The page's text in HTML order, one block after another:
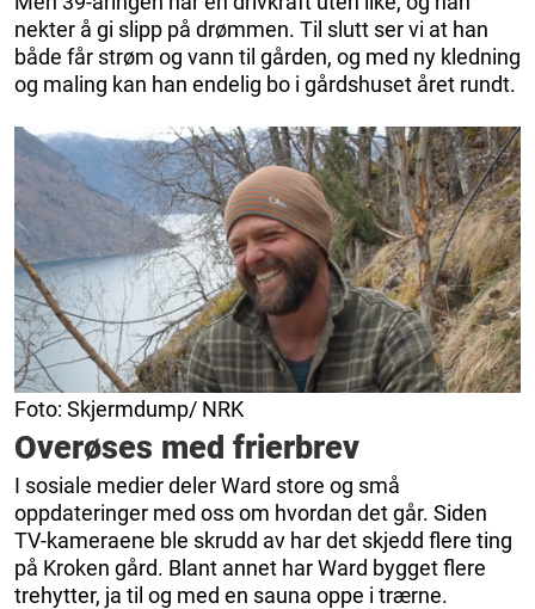
nekter å gi slipp på drømmen. Til slutt ser vi at han
både får strøm og vann til gården, og med ny kledning
og maling kan han endelig bo i gårdshuset året rundt.
Foto: Skjermdump/ NRK
Overøses med frierbrev
I sosiale medier deler Ward store og små
oppdateringer med oss om hvordan det går. Siden
TV-kameraene ble skrudd av har det skjedd flere ting
på Kroken gård. Blant annet har Ward bygget flere
trehytter, ja til og med en sauna oppe i trærne.